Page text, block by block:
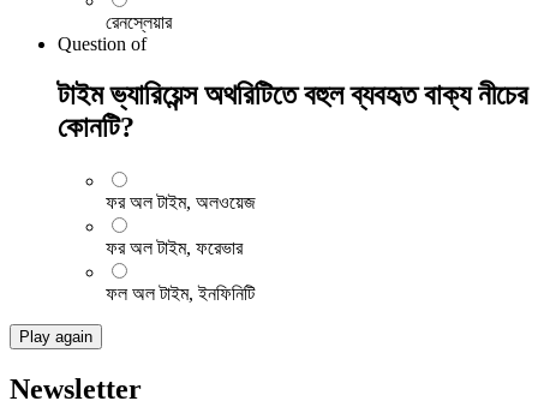
রেনস্লেয়ার
Question of
টাইম ভ্যারিয়েন্স অথরিটিতে বহুল ব্যবহৃত বাক্য নীচের
কোনটি?
ফর অল টাইম, অলওয়েজ
ফর অল টাইম, ফরেভার
ফল অল টাইম, ইনফিনিটি
Play again
Newsletter